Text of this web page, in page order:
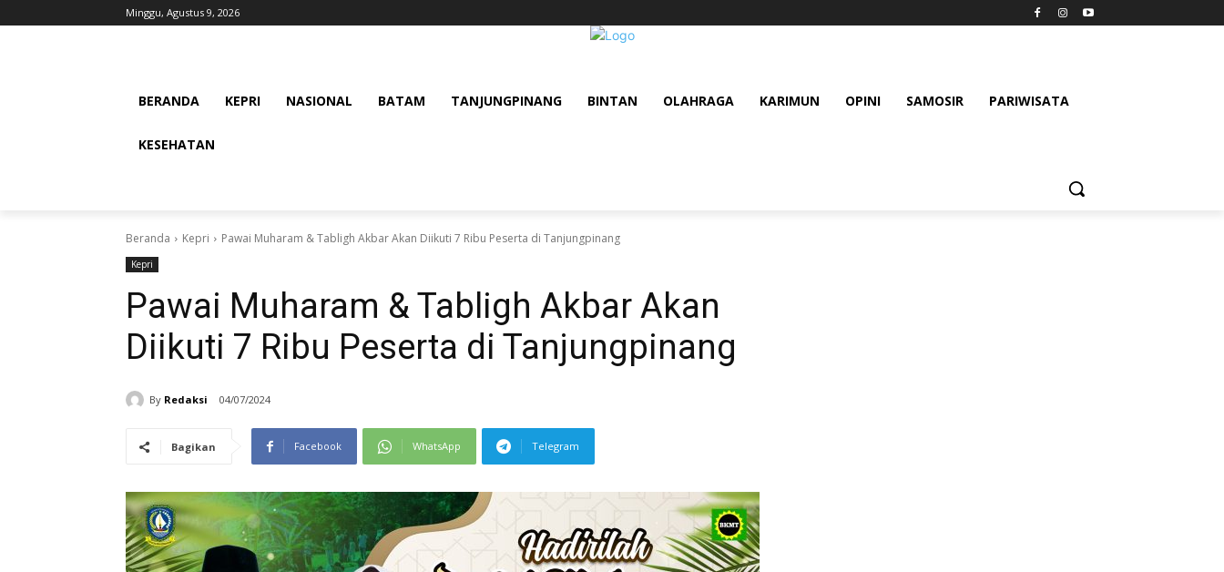
Minggu, Agustus 9, 2026
BERANDA KEPRI NASIONAL BATAM TANJUNGPINANG BINTAN OLAHRAGA KARIMUN OPINI SAMOSIR PARIWISATA
KESEHATAN
Beranda Kepri Pawai Muharam & Tabligh Akbar Akan Diikuti 7 Ribu Peserta di Tanjungpinang
Kepri
Pawai Muharam & Tabligh Akbar Akan
Diikuti 7 Ribu Peserta di Tanjungpinang
By Redaksi 04/07/2024
Bagikan Facebook WhatsApp Telegram